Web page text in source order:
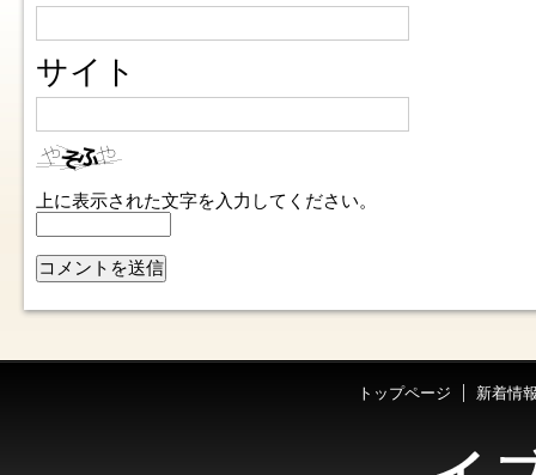
サイト
上に表示された文字を入力してください。
トップページ 新着情